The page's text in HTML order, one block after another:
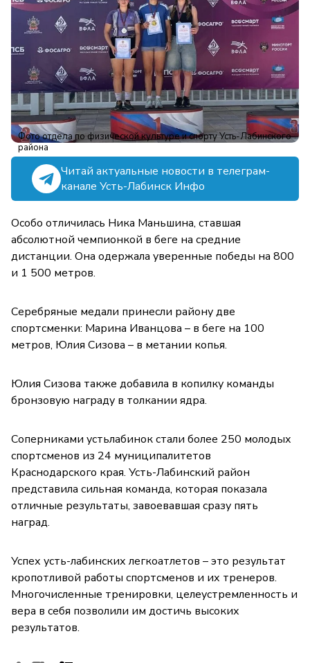
Фото отдела по физической культуре и спорту Усть-Лабинского
района
Читай актуальные новости в телеграм-
канале Усть-Лабинск Инфо
Особо отличилась Ника Маньшина, ставшая
абсолютной чемпионкой в беге на средние
дистанции. Она одержала уверенные победы на 800
и 1 500 метров.
Серебряные медали принесли району две
спортсменки: Марина Иванцова – в беге на 100
метров, Юлия Сизова – в метании копья.
Юлия Сизова также добавила в копилку команды
бронзовую награду в толкании ядра.
Соперниками устьлабинок стали более 250 молодых
спортсменов из 24 муниципалитетов
Краснодарского края. Усть-Лабинский район
представила сильная команда, которая показала
отличные результаты, завоевавшая сразу пять
наград.
Успех усть-лабинских легкоатлетов – это результат
кропотливой работы спортсменов и их тренеров.
Многочисленные тренировки, целеустремленность и
вера в себя позволили им достичь высоких
результатов.